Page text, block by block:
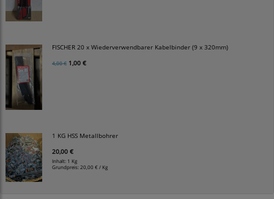
FISCHER 20 x Wiederverwendbarer Kabelbinder (9 x 320mm)
4,00 € 1,00 €
1 KG HSS Metallbohrer
20,00 €
Inhalt: 1 Kg
Grundpreis:20,00 € / Kg